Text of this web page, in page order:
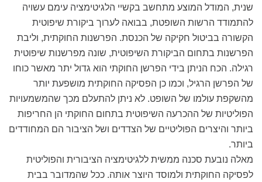
שנית, המודל המוצע מתחשב בקשיי הלגיטימציה עימם עשויה
להתמודד הרשות השופטת, בבואה לערוך ביקורת שיפוטית
הקשורה בביטול חקיקה של הכנסת. הפרשנות החוקתית, וליבת
הפרשנות בתחום הביקורת השיפוטית, שונה מפרשנות שיפוטית
רגילה. הכח הניתן בידי הפרשן החוקתי הוא גדול יתר מאשר כוחו
של הפרשן הרגיל, וכמו כן הפסיקה החוקתית מושפעת יותר
מהשקפת עולמו של השופט. לא ניתן להתעלם מכך שהמשמעויות
הפוליטיות של ההכרעה השיפוטית בתחום החוקתי הן החריפות
ביותר והיצרים הפוליטיים של הצדדים ושל הציבור הם המחודדים
ביותר.
מאלה נובעת סכנה ממשית ללגיטימציה הציבורית והפוליטית
לפסיקה החוקתית ולמוסד היוצר אותה. ככל שהמדובר בבית